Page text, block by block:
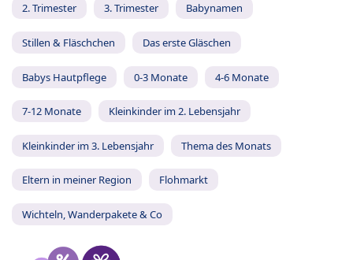
2. Trimester 3. Trimester Babynamen
Stillen & Fläschchen Das erste Gläschen
Babys Hautpflege 0-3 Monate 4-6 Monate
7-12 Monate Kleinkinder im 2. Lebensjahr
Kleinkinder im 3. Lebensjahr Thema des Monats
Eltern in meiner Region Flohmarkt
Wichteln, Wanderpakete & Co